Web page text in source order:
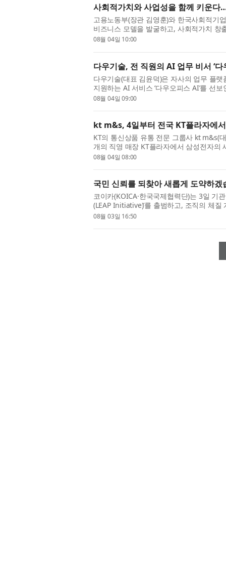
사회적가치와 사업성을 함께 키운다
고용노동부(장관 김영훈)와 한국사회적기
비즈니스 모델을 발굴하고, 사회적가치
력 강화를 지원하기 위해 ‘2026년 사회적
08월 04일 10:00
다우기술, 전 직원의 AI 업무 비서 ‘
다우기술(대표 김윤덕)은 자사의 업무 플
지원하는 AI 서비스 ‘다우오피스 AI’를 선
반 대화와 업무 데이터 연계를 통해 사용자
08월 04일 09:00
kt m&s, 4일부터 전국 KT플라자에
KT의 통신상품 유통 전문 그룹사 kt m&s(
개의 직영 매장 KT플라자에서 삼성전자의
사전예약을 하지 않은 고객은 7일부터 전
08월 04일 08:00
국민 신뢰를 되찾아 새롭게 도약하겠
코이카(KOICA·한국국제협력단)는 3일 기
(LEAP Initiative)’를 출범하고, 조직의 체
비상경영체제에서 흔들림 없는 사업 수행
08월 03일 16:50